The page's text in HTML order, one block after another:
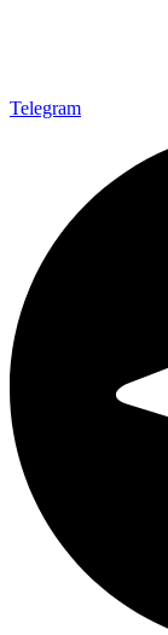
Telegram